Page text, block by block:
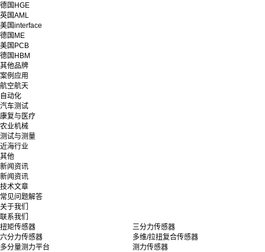
德国HGE
英国AML
美国interface
德国ME
美国PCB
德国HBM
其他品牌
案例应用
航空航天
自动化
汽车测试
康复与医疗
农业机械
测试与测量
近海行业
其他
新闻资讯
新闻资讯
技术文章
常见问题解答
关于我们
联系我们
扭矩传感器
三分力传感器
六分力传感器
多维/拉扭复合传感器
多分量测力平台
测力传感器